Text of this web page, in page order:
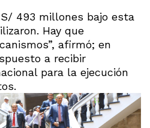
493 millones bajo esta
Hay que
afirmó; en
a recibir
para la ejecución